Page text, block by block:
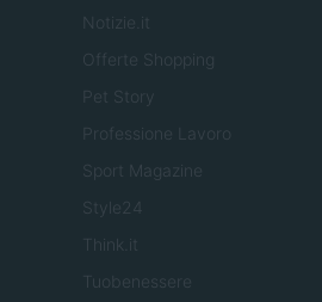
Notizie.it
Offerte Shopping
Pet Story
Professione Lavoro
Sport Magazine
Style24
Think.it
Tuobenessere